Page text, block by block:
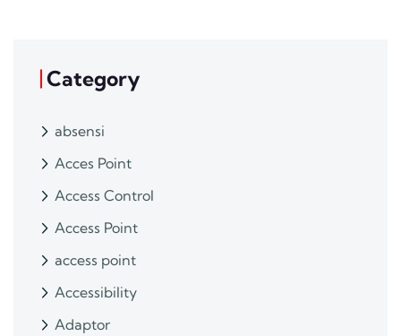
Category
absensi
Acces Point
Access Control
Access Point
access point
Accessibility
Adaptor